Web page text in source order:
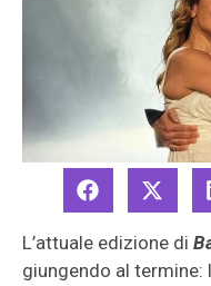
L’attuale edizione di
giungendo al termine: